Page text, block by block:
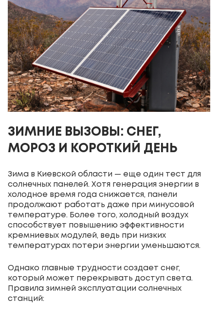
ЗИМНИЕ ВЫЗОВЫ: СНЕГ,
МОРОЗ И КОРОТКИЙ ДЕНЬ
Зима в Киевской области — еще один тест для
солнечных панелей. Хотя генерация энергии в
холодное время года снижается, панели
продолжают работать даже при минусовой
температуре. Более того, холодный воздух
способствует повышению эффективности
кремниевых модулей, ведь при низких
температурах потери энергии уменьшаются.
Однако главные трудности создает снег,
который может перекрывать доступ света.
Правила зимней эксплуатации солнечных
станций: